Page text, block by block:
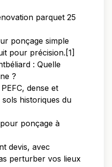
parquet 25
ponçage simple
pour précision.[1]
: Quelle
?
dense et
historiques du
ponçage à
devis, avec
perturber vos lieux